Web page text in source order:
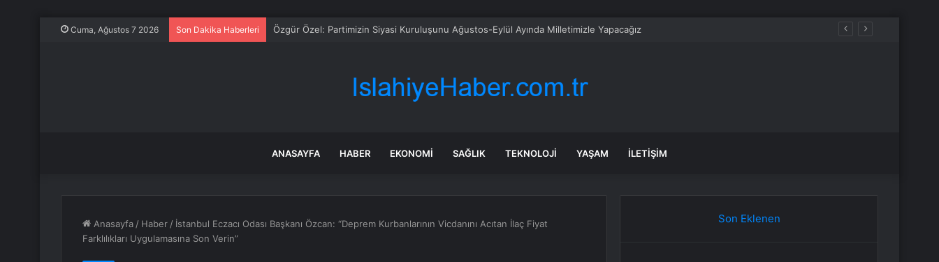
Cuma, Ağustos 7 2026 Son Dakika Haberleri İstanbul’da trafik var mı? SON DAKİKA! 22 Temmuz Çarşamba hangi ilçelerde trafik var, hangi yollar kapalı?
ANASAYFA HABER EKONOMI SAĞLIK TEKNOLOJI YAŞAM İLETIŞIM
Anasayfa / Haber / İstanbul Eczacı Odası Başkanı Özcan: “Deprem Kurbanlarının Vicdanını Acıtan İlaç Fiyat
Farklılıkları Uygulamasına Son Verin”
Son Eklenen